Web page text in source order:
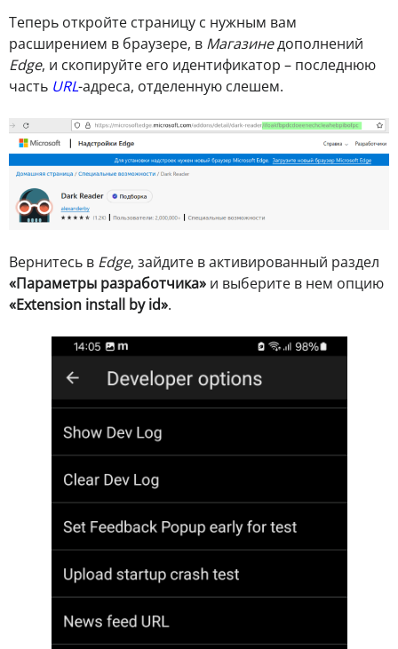
Теперь откройте страницу с нужным вам
расширением в браузере, в Магазинедополнений
Edge, и скопируйте его идентификатор – последнюю
часть URL-адреса, отделенную слешем.
Вернитесь в Edge, зайдите в активированный раздел
«Параметры разработчика» и выберите в нем опцию
«Extension install by id».